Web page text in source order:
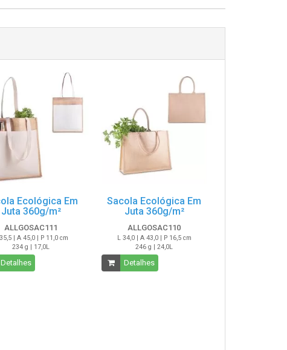
Ecológica Em
Juta 360g/m²
ALLGOSAC111
| A 45,0 | P 11,0 cm
234 g | 17,0L
Detalhes
Sacola Ecológica Em
Juta 360g/m²
ALLGOSAC110
L 34,0 | A 43,0 | P 16,5 cm
246 g | 24,0L
Detalhes